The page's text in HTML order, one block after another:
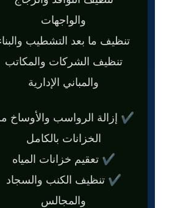
والواجهات
تنظيف ما بعد التشطيب والبناء
تنظيف الشركات والمكاتب
والمباني الإدارية
✔ إزالة الرواسب والأوساخ من
الخزانات بالكامل
✔ تعقيم خزانات المياه
✔ تنظيف الكنب والسجاد
والمجالس